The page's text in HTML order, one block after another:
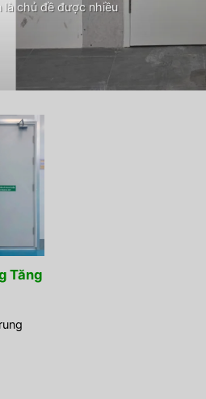
là chủ đề được nhiều
Tăng